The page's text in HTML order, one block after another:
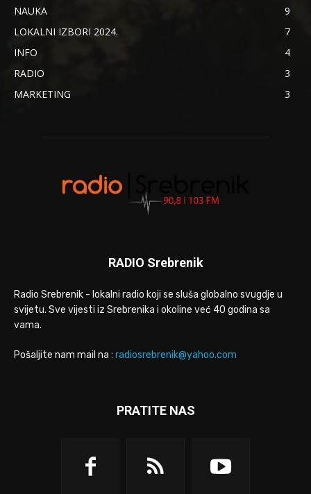
NAUKA
9
LOKALNI IZBORI 2024.
7
INFO
4
RADIO
3
MARKETING
3
RADIO Srebrenik
Radio Srebrenik - lokalni radio koji se sluša globalno svugdje u
svijetu. Sve vijesti iz Srebrenika i okoline već 40 godina sa
vama.
Pošaljite nam mail na : radiosrebrenik@yahoo.com
PRATITE NAS